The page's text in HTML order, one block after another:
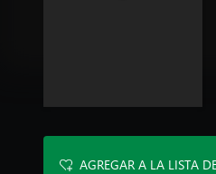
AGREGAR A LA LISTA